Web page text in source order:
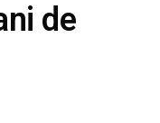
de